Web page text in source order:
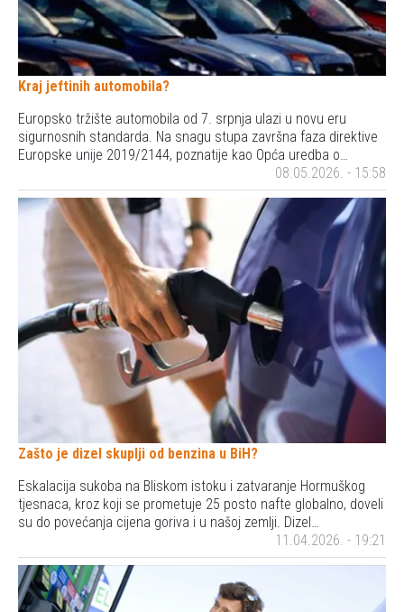
Kraj jeftinih automobila?
Europsko tržište automobila od 7. srpnja ulazi u novu eru
sigurnosnih standarda. Na snagu stupa završna faza direktive
Europske unije 2019/2144, poznatije kao Opća uredba o…
08.05.2026. - 15:58
Zašto je dizel skuplji od benzina u BiH?
Eskalacija sukoba na Bliskom istoku i zatvaranje Hormuškog
tjesnaca, kroz koji se prometuje 25 posto nafte globalno, doveli
su do povećanja cijena goriva i u našoj zemlji. Dizel…
11.04.2026. - 19:21